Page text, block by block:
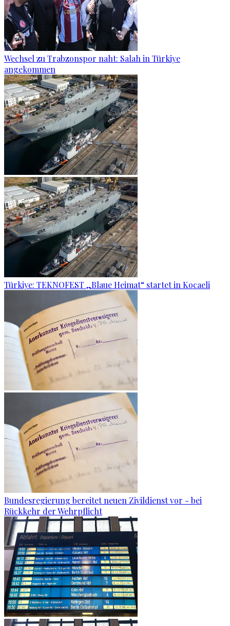
Wechsel zu Trabzonspor naht: Salah in Türkiye
angekommen
Türkiye: TEKNOFEST „Blaue Heimat“ startet in Kocaeli
Bundesregierung bereitet neuen Zivildienst vor - bei
Rückkehr der Wehrpflicht